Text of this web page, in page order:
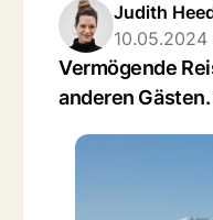
Judith
10.05.2024
Vermögende
anderen